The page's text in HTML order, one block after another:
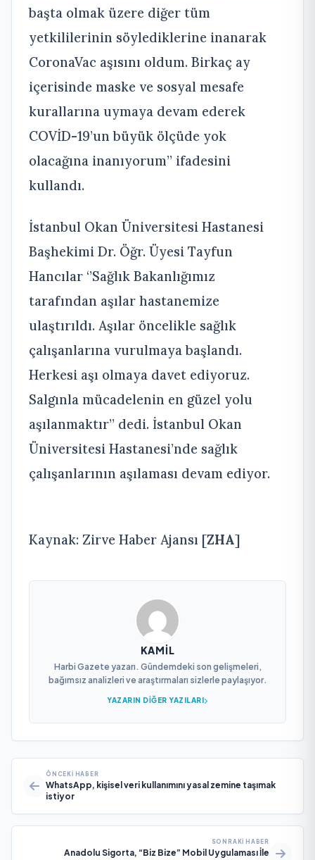
başta olmak üzere diğer tüm
yetkililerinin söylediklerine inanarak
CoronaVac aşısını oldum. Birkaç ay
içerisinde maske ve sosyal mesafe
kurallarına uymaya devam ederek
COVİD-19’un büyük ölçüde yok
olacağına inanıyorum’’ ifadesini
kullandı.
İstanbul Okan Üniversitesi Hastanesi
Başhekimi Dr. Öğr. Üyesi Tayfun
Hancılar ‘’Sağlık Bakanlığımız
tarafından aşılar hastanemize
ulaştırıldı. Aşılar öncelikle sağlık
çalışanlarına vurulmaya başlandı.
Herkesi aşı olmaya davet ediyoruz.
Salgınla mücadelenin en güzel yolu
aşılanmaktır’’ dedi. İstanbul Okan
Üniversitesi Hastanesi’nde sağlık
çalışanlarının aşılaması devam ediyor.
Kaynak: Zirve Haber Ajansı [ZHA]
KAMIL
Harbi Gazete yazarı. Gündemdeki son gelişmeleri,
bağımsız analizleri ve araştırmaları sizlerle paylaşıyor.
YAZARIN DIĞER YAZILARI
ÖNCEKI HABER
WhatsApp, kişisel veri kullanımını yasal zemine taşımak
istiyor
SONRAKI HABER
Anadolu Sigorta, “Biz Bize” Mobil Uygulaması İle